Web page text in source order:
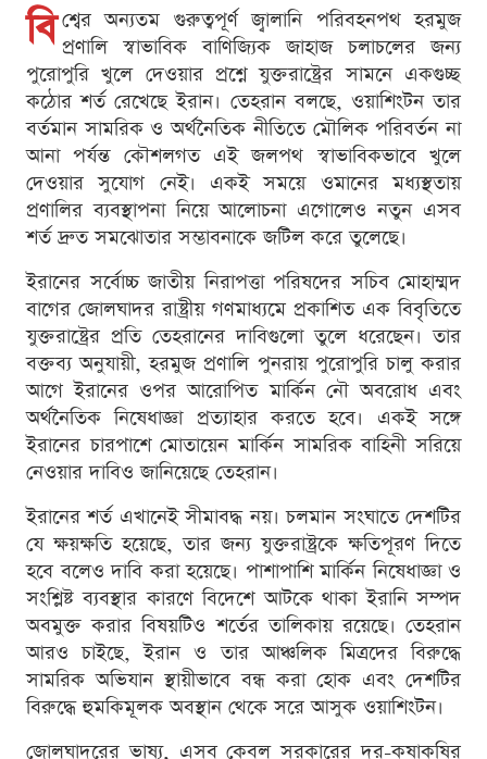
বি শ্বের অন্যতম গুরুত্বপূর্ণ জ্বালানি পরিবহনপথ হরমুজ
প্রণালি স্বাভাবিক বাণিজ্যিক জাহাজ চলাচলের জন্য
পুরোপুরি খুলে দেওয়ার প্রশ্নে যুক্তরাষ্ট্রের সামনে একগুচ্ছ
কঠোর শর্ত রেখেছে ইরান। তেহরান বলছে, ওয়াশিংটন তার
বর্তমান সামরিক ও অর্থনৈতিক নীতিতে মৌলিক পরিবর্তন না
আনা পর্যন্ত কৌশলগত এই জলপথ স্বাভাবিকভাবে খুলে
দেওয়ার সুযোগ নেই। একই সময়ে ওমানের মধ্যস্থতায়
প্রণালির ব্যবস্থাপনা নিয়ে আলোচনা এগোলেও নতুন এসব
শর্ত দ্রুত সমঝোতার সম্ভাবনাকে জটিল করে তুলেছে।
ইরানের সর্বোচ্চ জাতীয় নিরাপত্তা পরিষদের সচিব মোহাম্মদ
বাগের জোলঘাদর রাষ্ট্রীয় গণমাধ্যমে প্রকাশিত এক বিবৃতিতে
যুক্তরাষ্ট্রের প্রতি তেহরানের দাবিগুলো তুলে ধরেছেন। তার
বক্তব্য অনুযায়ী, হরমুজ প্রণালি পুনরায় পুরোপুরি চালু করার
আগে ইরানের ওপর আরোপিত মার্কিন নৌ অবরোধ এবং
অর্থনৈতিক নিষেধাজ্ঞা প্রত্যাহার করতে হবে। একই সঙ্গে
ইরানের চারপাশে মোতায়েন মার্কিন সামরিক বাহিনী সরিয়ে
নেওয়ার দাবিও জানিয়েছে তেহরান।
ইরানের শর্ত এখানেই সীমাবদ্ধ নয়। চলমান সংঘাতে দেশটির
যে ক্ষয়ক্ষতি হয়েছে, তার জন্য যুক্তরাষ্ট্রকে ক্ষতিপূরণ দিতে
হবে বলেও দাবি করা হয়েছে। পাশাপাশি মার্কিন নিষেধাজ্ঞা ও
সংশ্লিষ্ট ব্যবস্থার কারণে বিদেশে আটকে থাকা ইরানি সম্পদ
অবমুক্ত করার বিষয়টিও শর্তের তালিকায় রয়েছে। তেহরান
আরও চাইছে, ইরান ও তার আঞ্চলিক মিত্রদের বিরুদ্ধে
সামরিক অভিযান স্থায়ীভাবে বন্ধ করা হোক এবং দেশটির
বিরুদ্ধে হুমকিমূলক অবস্থান থেকে সরে আসুক ওয়াশিংটন।
জোলঘাদরের ভাষ্য, এসব কেবল সরকারের দর-কষাকষির